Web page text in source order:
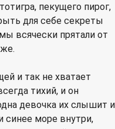
пекущего пирог,
для себе секреты
всячески прятали от
и так не хватает
тихий, и он
девочка их слышит и
синее море внутри,